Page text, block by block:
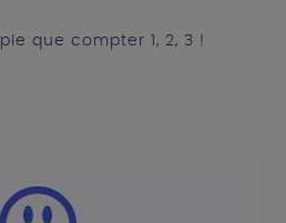
que compter 1, 2, 3 !